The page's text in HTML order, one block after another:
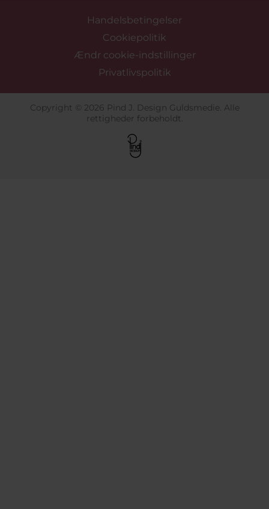
Handelsbetingelser
Cookiepolitik
Ændr cookie-indstillinger
Privatlivspolitik
Copyright © 2026 Pind J. Design Guldsmedie. Alle
rettigheder forbeholdt.